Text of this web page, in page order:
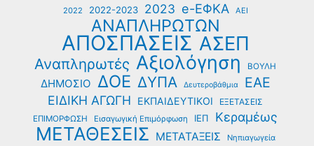
2022 2022-2023 2023 e-ΕΦΚΑ ΑΕΙ
ΑΝΑΠΛΗΡΩΤΩΝ
ΑΠΟΣΠΑΣΕΙΣ ΑΣΕΠ
Αναπληρωτές Αξιολόγηση ΒΟΥΛΗ
ΔΗΜΟΣΙΟ ΔΟΕ ΔΥΠΑ Δευτεροβάθμια ΕΑΕ
ΕΙΔΙΚΗ ΑΓΩΓΗ ΕΚΠΑΙΔΕΥΤΙΚΟΙ ΕΞΕΤΑΣΕΙΣ
ΕΠΙΜΟΡΦΩΣΗ Εισαγωγική Επιμόρφωση ΙΕΠ Κεραμέως
ΜΕΤΑΘΕΣΕΙΣ ΜΕΤΑΤΑΞΕΙΣ
Νηπιαγωγεία